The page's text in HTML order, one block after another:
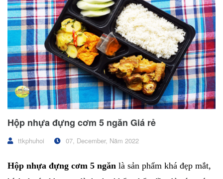
Hộp nhựa đựng cơm 5 ngăn Giá rẻ
ttkphuhoi 07, December, Năm 2022
Hộp nhựa đựng cơm 5 ngăn là sản phẩm khá đẹp mắt,